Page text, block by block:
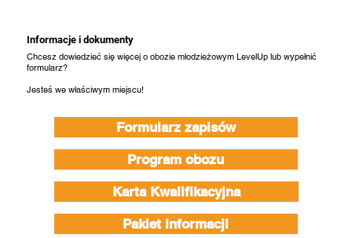
Informacje i dokumenty
Chcesz dowiedzieć się więcej o obozie młodzieżowym LevelUp lub wypełnić
formularz?
Jesteś we właściwym miejscu!
Formularz zapisów
Program obozu
Karta Kwalifikacyjna
Pakiet informacji